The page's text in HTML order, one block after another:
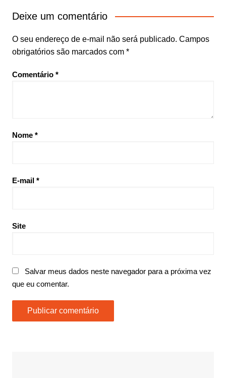
Deixe um comentário
O seu endereço de e-mail não será publicado. Campos
obrigatórios são marcados com *
Comentário *
Nome *
E-mail *
Site
Salvar meus dados neste navegador para a próxima vez
que eu comentar.